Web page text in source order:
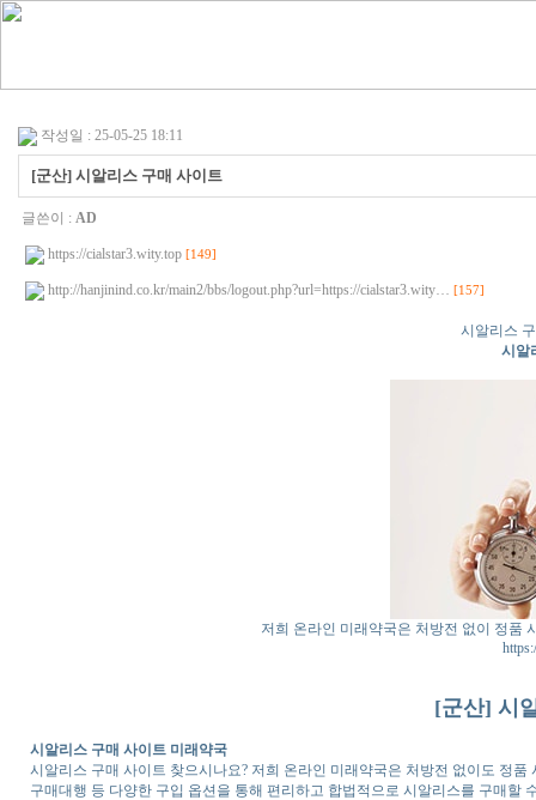
작성일 : 25-05-25 18:11
[군산] 시알리스 구매 사이트
글쓴이 : AD
https://cialstar3.wity.top [149]
http://hanjinind.co.kr/main2/bbs/logout.php?url=https://cialstar3.wity… [157]
시알리스
시알
저희 온라인 미래약국은 처방전 없이 정품
[군산] 시
시알리스 구매 사이트 미래약국
시알리스 구매 사이트 찾으시나요? 저희 온라인 미래약국은 처방전 없이도 정
구매대행 등 다양한 구입 옵션을 통해 편리하고 합법적으로 시알리스를 구매